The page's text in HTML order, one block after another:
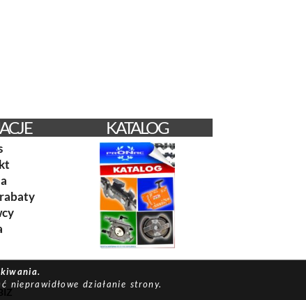
KATALOG
nieprawidłowe działanie strony.